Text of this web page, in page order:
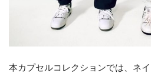
本カプセルコレクションでは、ネ